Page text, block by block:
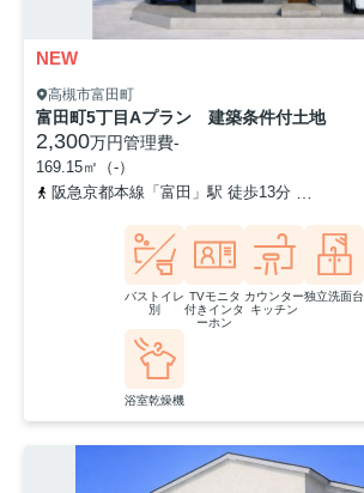
NEW
高槻市富田町
富田町5丁目Aプラン 建築条件付土地
2,300万円管理費-
169.15㎡（-）
阪急京都本線「富田」駅 徒歩13分
バストイレ
別
TVモニタ
付きインタ
ーホン
カウンター
キッチン
独立洗面台
浴室乾燥機